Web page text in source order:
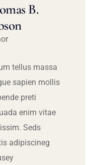
B.
tellus massa
sapien mollis
preti
enim vitae
Seds
adipiscineg